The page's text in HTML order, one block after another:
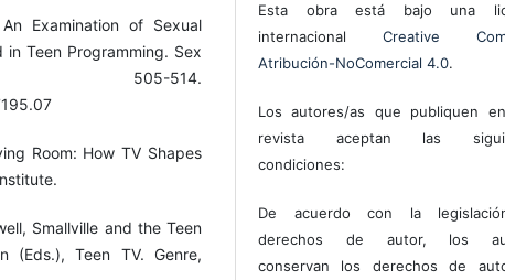
Examination of Sexual
Teen Programming. Sex
514.
Room: How TV Shapes
Smallville and the Teen
(Eds.), Teen TV. Genre,
Esta obra está bajo una
internacional Creative
Atribución-NoComercial 4.0.
Los autores/as que publiquen
revista aceptan las
condiciones:
De acuerdo con la
derechos de autor, los
conservan los derechos de